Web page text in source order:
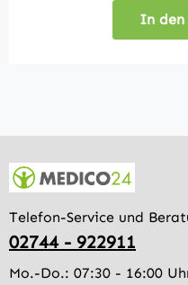
In den
Telefon-Service und
02744 - 922911
Mo.-Do.: 07:30 - 16:00